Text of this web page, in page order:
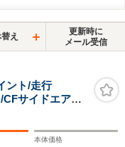
え
更新時に
メール受信
ント/走行
サイドエアイ
ーク鍛造ホイー
シュ/スペシャル
本体価格